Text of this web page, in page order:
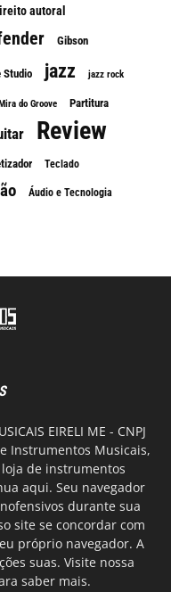
autoral
Gibson
Studio jazz jazz rock
do Groove Partitura
Review
Teclado
Áudio e Tecnologia
EIRELI ME - CNPJ
Instrumentos Musicais,
de instrumentos
aqui. Seu navegador
durante sua
site se concordar com
próprio navegador. A
suas. Visite nossa
saber mais.